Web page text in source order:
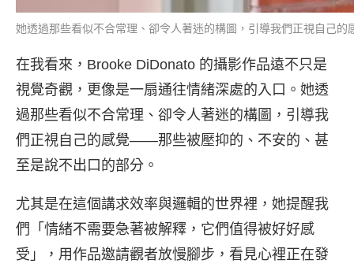
她透過那些看似不合常理、卻令人著迷的構圖，引導我們正視自己
在我看來，Brooke DiDonato 的攝影作品遠不只是
視覺奇觀，更像是一扇通往情緒深處的入口。她透
過那些看似不合常理、卻令人著迷的構圖，引導我
們正視自己的感覺——那些被壓抑的、不安的、甚
至是說不出口的部分。
尤其是在這個講求效率與邏輯的世界裡，她提醒我
們「情緒不需要急著被解釋，它們值得被好好感
受」，用作品邀請觀者放慢腳步，看見心裡正在發